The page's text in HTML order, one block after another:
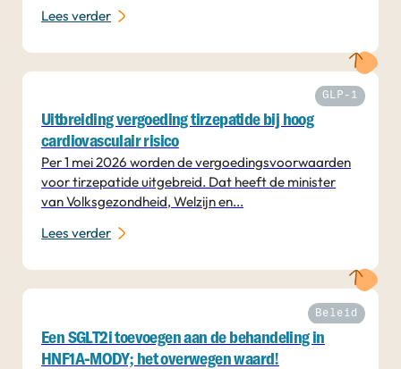
Lees verder
GLP-1
Uitbreiding vergoeding tirzepatide bij hoog
cardiovasculair risico
Per 1 mei 2026 worden de vergoedingsvoorwaarden
voor tirzepatide uitgebreid. Dat heeft de minister
van Volksgezondheid, Welzijn en...
Lees verder
Beleid
Een SGLT2i toevoegen aan de behandeling in
HNF1A-MODY; het overwegen waard!